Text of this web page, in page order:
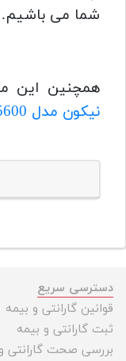
شما می باشیم.
همچنین این
نیکون مدل d5600
دسترسی سریع
قوانین گارانتی و بیمه
ثبت گارانتی و بیمه
بررسی صحت گارانتی